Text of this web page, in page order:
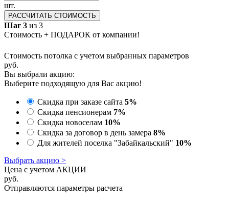
шт.
РАССЧИТАТЬ СТОИМОСТЬ
Шаг 3 из 3
Стоимость + ПОДАРОК от компании!
Стоимость потолка с учетом выбранных параметров
руб.
Вы выбрали акцию:
Выберите подходящую для Вас акцию!
Скидка при заказе сайта 5%
Скидка пенсионерам 7%
Скидка новоселам 10%
Скидка за договор в день замера 8%
Для жителей поселка "Забайкальский" 10%
Выбрать акцию >
Цена с учетом АКЦИИ
руб.
Отправляются параметры расчета